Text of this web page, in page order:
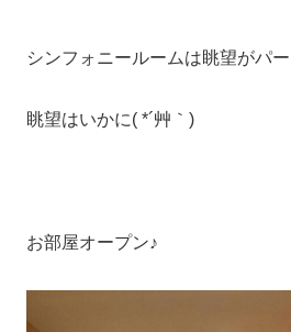
シンフォニールームは眺望がパ
眺望はいかに( *´艸｀)
お部屋オープン♪